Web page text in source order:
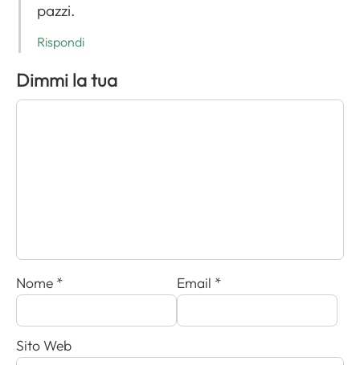
pazzi.
Rispondi
Dimmi la tua
Nome * Email *
Sito Web